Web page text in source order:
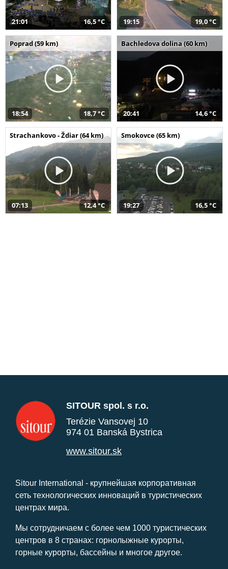
21:01 16,5 °C 19:15 19,0 °C
Poprad (59 km)
18:54 18,7 °C
Bachledova dolina (60 km)
20:41 14,6 °C
Strachankovo - Ždiar (64 km)
07:13 12,4 °C
Smokovce (65 km)
19:27 16,5 °C
SITOUR spol. s r.o.
Terézie Vansovej 10
974 01 Banská Bystrica
www.sitour.sk
Sitour International - крупнейшая корпоративная
сеть технологических инноваций в туристических
центрах мира.
Мы сотрудничаем с более чем 1000 туристических
центров в 8 странах: горнолыжные курорты,
горные курорты, бассейны и многое другое.